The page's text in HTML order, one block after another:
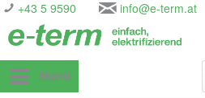
+43 5 9590 info@e-term.at
Menü